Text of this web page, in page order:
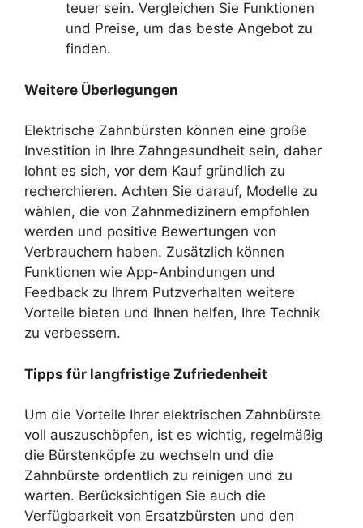
teuer sein. Vergleichen Sie Funktionen
und Preise, um das beste Angebot zu
finden.
Weitere Überlegungen
Elektrische Zahnbürsten können eine große
Investition in Ihre Zahngesundheit sein, daher
lohnt es sich, vor dem Kauf gründlich zu
recherchieren. Achten Sie darauf, Modelle zu
wählen, die von Zahnmedizinern empfohlen
werden und positive Bewertungen von
Verbrauchern haben. Zusätzlich können
Funktionen wie App-Anbindungen und
Feedback zu Ihrem Putzverhalten weitere
Vorteile bieten und Ihnen helfen, Ihre Technik
zu verbessern.
Tipps für langfristige Zufriedenheit
Um die Vorteile Ihrer elektrischen Zahnbürste
voll auszuschöpfen, ist es wichtig, regelmäßig
die Bürstenköpfe zu wechseln und die
Zahnbürste ordentlich zu reinigen und zu
warten. Berücksichtigen Sie auch die
Verfügbarkeit von Ersatzbürsten und den